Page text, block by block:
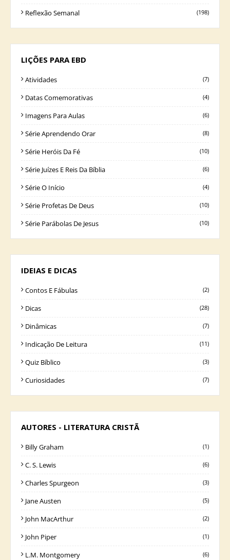
Reflexão Semanal (198)
LIÇÕES PARA EBD
Atividades (7)
Datas Comemorativas (4)
Imagens Para Aulas (6)
Série Aprendendo Orar (8)
Série Heróis Da Fé (10)
Série Juízes E Reis Da Bíblia (6)
Série O Início (4)
Série Profetas De Deus (10)
Série Parábolas De Jesus (10)
IDEIAS E DICAS
Contos E Fábulas (2)
Dicas (28)
Dinâmicas (7)
Indicação De Leitura (11)
Quiz Bíblico (3)
Curiosidades (7)
AUTORES - LITERATURA CRISTÃ
Billy Graham (1)
C. S. Lewis (6)
Charles Spurgeon (3)
Jane Austen (5)
John MacArthur (2)
John Piper (1)
L.M. Montgomery (6)